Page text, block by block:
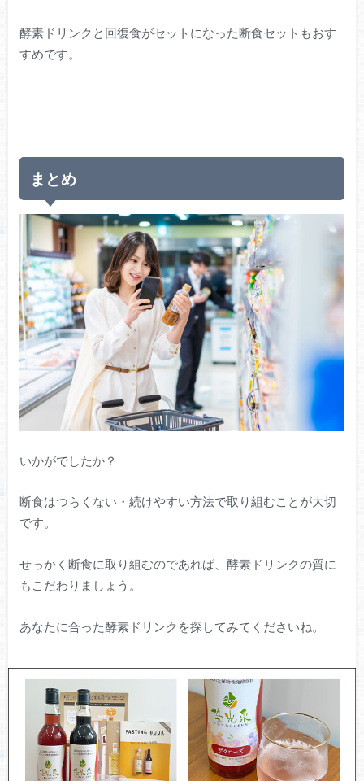
酵素ドリンクと回復食がセットになった断食セットもおす
すめです。
まとめ
いかがでしたか？
断食はつらくない・続けやすい方法で取り組むことが大切
です。
せっかく断食に取り組むのであれば、酵素ドリンクの質に
もこだわりましょう。
あなたに合った酵素ドリンクを探してみてくださいね。